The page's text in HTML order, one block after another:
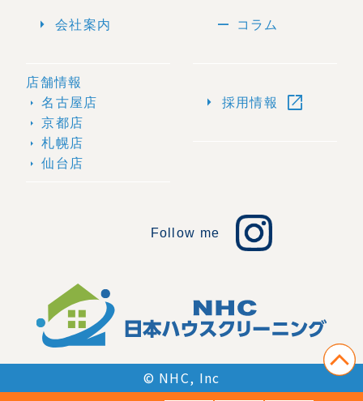
arrow_right 会社案内
店舗情報
arrow_right 名古屋店
arrow_right 京都店
arrow_right 札幌店
arrow_right 仙台店
remove コラム
arrow_right 採用情報 open_in_new
Follow me
© NHC, Inc